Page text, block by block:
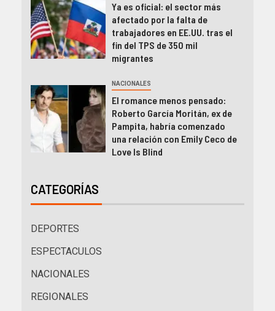
Ya es oficial: el sector más
afectado por la falta de
trabajadores en EE.UU. tras el
fin del TPS de 350 mil
migrantes
NACIONALES
El romance menos pensado:
Roberto García Moritán, ex de
Pampita, habría comenzado
una relación con Emily Ceco de
Love Is Blind
CATEGORÍAS
DEPORTES
ESPECTACULOS
NACIONALES
REGIONALES